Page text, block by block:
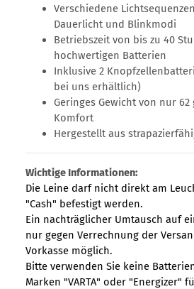
Verschiedene
Dauerlicht und Blinkmodi
Betriebszeit von bis zu 40
hochwertigen Batterien
Inklusive 2
bei uns erhältlich)
Geringes Gewicht von nur
Komfort
Hergestellt aus
Wichtige Informationen:
Die Leine darf nicht direkt am
"Cash" befestigt werden.
Ein nachträglicher Umtausch auf
nur gegen Verrechnung der
Vorkasse möglich.
Bitte verwenden Sie keine
Marken "VARTA" oder "Energizer"